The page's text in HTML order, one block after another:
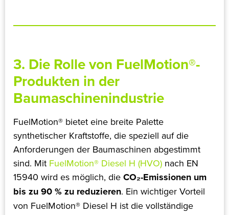
3. Die Rolle von FuelMotion®-
Produkten in der
Baumaschinenindustrie
FuelMotion® bietet eine breite Palette
synthetischer Kraftstoffe, die speziell auf die
Anforderungen der Baumaschinen abgestimmt
sind. Mit FuelMotion® Diesel H (HVO) nach EN
15940 wird es möglich, die CO₂-Emissionen um
bis zu 90 % zu reduzieren​​. Ein wichtiger Vorteil
von FuelMotion® Diesel H ist die vollständige